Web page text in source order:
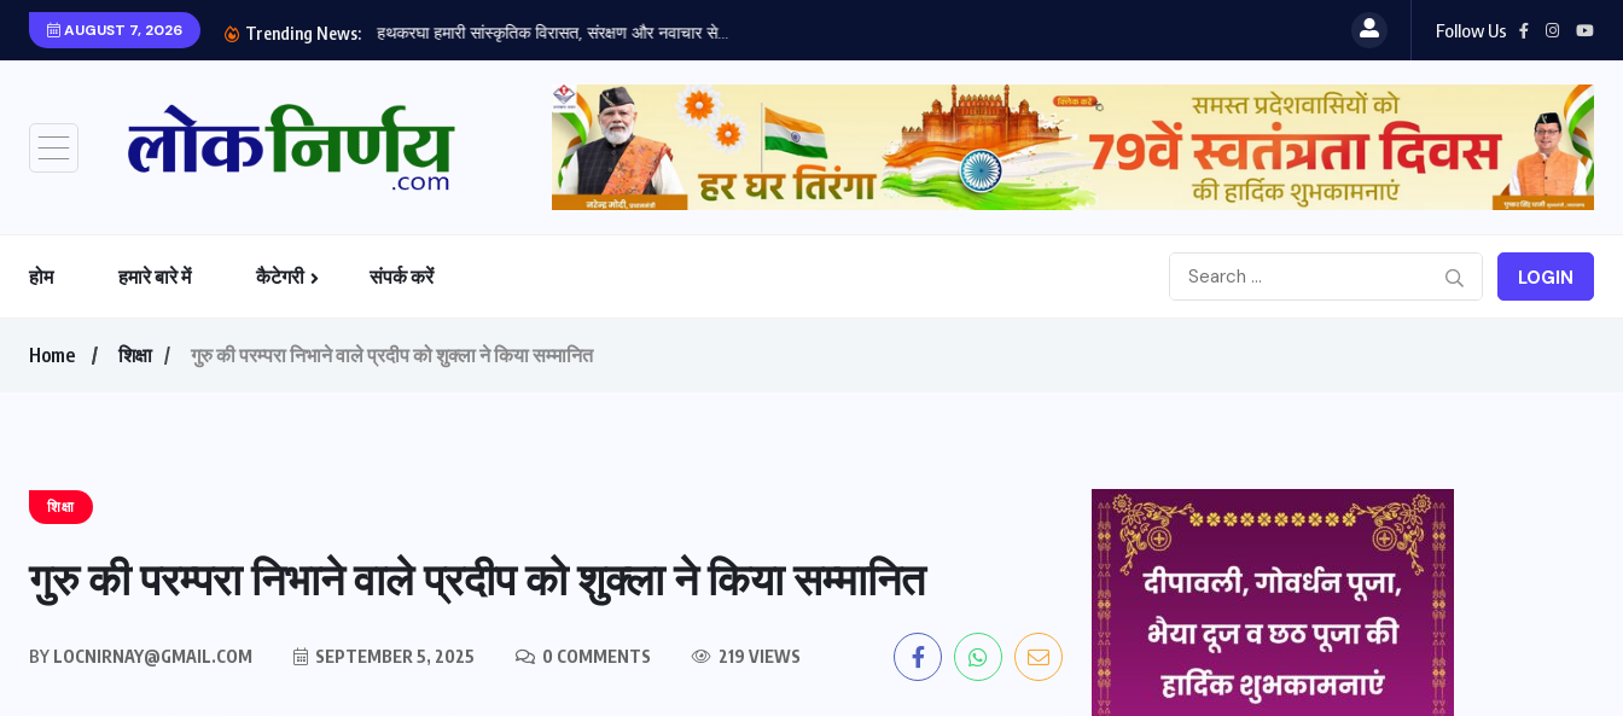
AUGUST 7, 2026 Trending News: हथकरघा हमारी सांस्कृतिक विरासत, संरक्षण और नवाचार से... Follow Us
होम हमारे बारे में कैटेगरी संपर्क करें LOGIN
Home शिक्षा गुरु की परम्परा निभाने वाले प्रदीप को शुक्ला ने किया सम्मानित
शिक्षा
गुरु की परम्परा निभाने वाले प्रदीप को शुक्ला ने किया सम्मानित
BY LOCNIRNAY@GMAIL.COM SEPTEMBER 5, 2025 0 COMMENTS 219 VIEWS